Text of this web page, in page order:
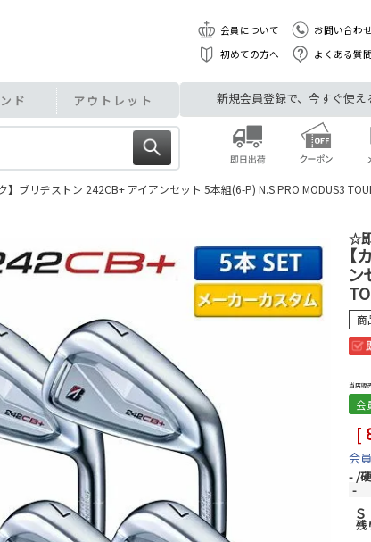
会員について
お問い合わせ
初めての方へ
よくある質問
ド アウトレット 新規会員登録で、今すぐ使え
】ブリヂストン 242CB+ アイアンセット 5本組(6-P) N.S.PRO MODUS3
☆
【
ン
商
当店販
会
[
会
-
-
S
残